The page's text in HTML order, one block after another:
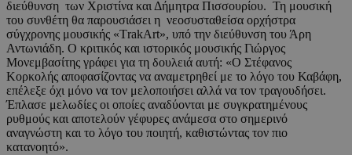
διεύθυνση των Χριστίνα και Δήμητρα Πισσουρίου. Τη μουσική
του συνθέτη θα παρουσιάσει η νεοσυσταθείσα ορχήστρα
σύγχρονης μουσικής «ΤrakArt», υπό την διεύθυνση του Άρη
Αντωνιάδη. Ο κριτικός και ιστορικός μουσικής Γιώργος
Μονεμβασίτης γράφει για τη δουλειά αυτή: «Ο Στέφανος
Κορκολής αποφασίζοντας να αναμετρηθεί με το λόγο του Καβάφη,
επέλεξε όχι μόνο να τον μελοποιήσει αλλά να τον τραγουδήσει.
Έπλασε μελωδίες οι οποίες αναδύονται με συγκρατημένους
ρυθμούς και αποτελούν γέφυρες ανάμεσα στο σημερινό
αναγνώστη και το λόγο του ποιητή, καθιστώντας τον πιο
κατανοητό».